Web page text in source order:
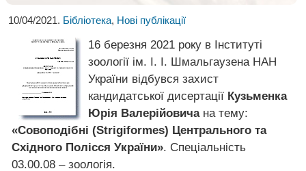
10/04/2021. Бібліотека, Нові публікації
16 березня 2021 року в Інституті
зоології ім. І. І. Шмальгаузена НАН
України відбувся захист
кандидатської дисертації Кузьменка
Юрія Валерійовичана тему:
«Совоподібні (Strigiformes) Центрального та
Східного Полісся України». Спеціальність
03.00.08 – зоологія.